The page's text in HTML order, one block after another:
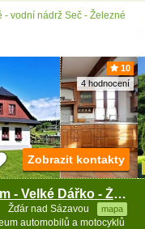
- vodní nádrž Seč - Železné
10
4 hodnocení
Chalupa s bazénem - Velké Dářko - Žďárské vrchy
Žďár nad Sázavou mapa
automobilů a motocyklů
Zobrazit kontakty